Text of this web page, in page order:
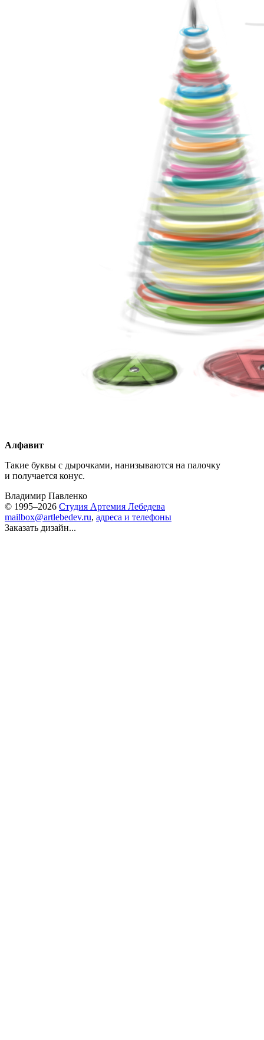
Алфавит
Такие буквы с дырочками, нанизываются на палочку
и получается конус.
Владимир Павленко
© 1995–2026 Студия Артемия Лебедева
mailbox@artlebedev.ru, адреса и телефоны
Заказать дизайн...